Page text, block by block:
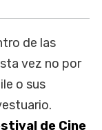
de las
vez no por
o sus
de Cine